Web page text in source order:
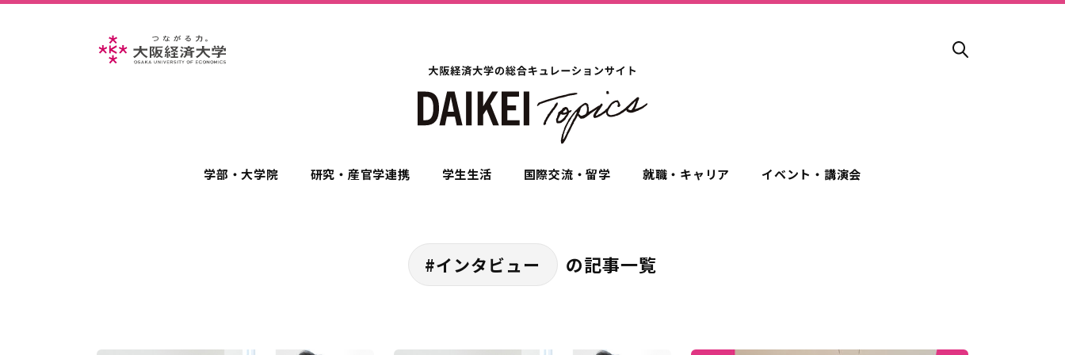
学部・大学院 研究・産官学連携 学生生活 国際交流・留学 就職・キャリア イベント・講演会
#インタビュー の記事一覧